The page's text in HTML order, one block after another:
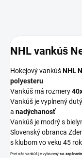
NHL vankúš
Hokejový vankúšNHL
polyesteru
Vankúš má rozmery
Vankúš je vyplnený
a nadýchanosť
Vankúš je modrý s
Slovenský obranca
s klubom vo veku 45
Pretože vankúš je vybavenýso